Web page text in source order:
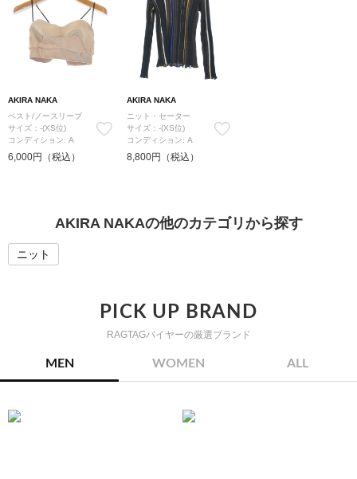
AKIRA NAKA
ベスト/ノースリーブ
サイズ：-(XS位)
コンディション: A
6,000円（税込）
AKIRA NAKA
ニット・セーター
サイズ：-(XS位)
コンディション: A
8,800円（税込）
AKIRA NAKAの他のカテゴリから探す
ニット
PICK UP BRAND
RAGTAGバイヤーの厳選ブランド
MEN WOMEN ALL